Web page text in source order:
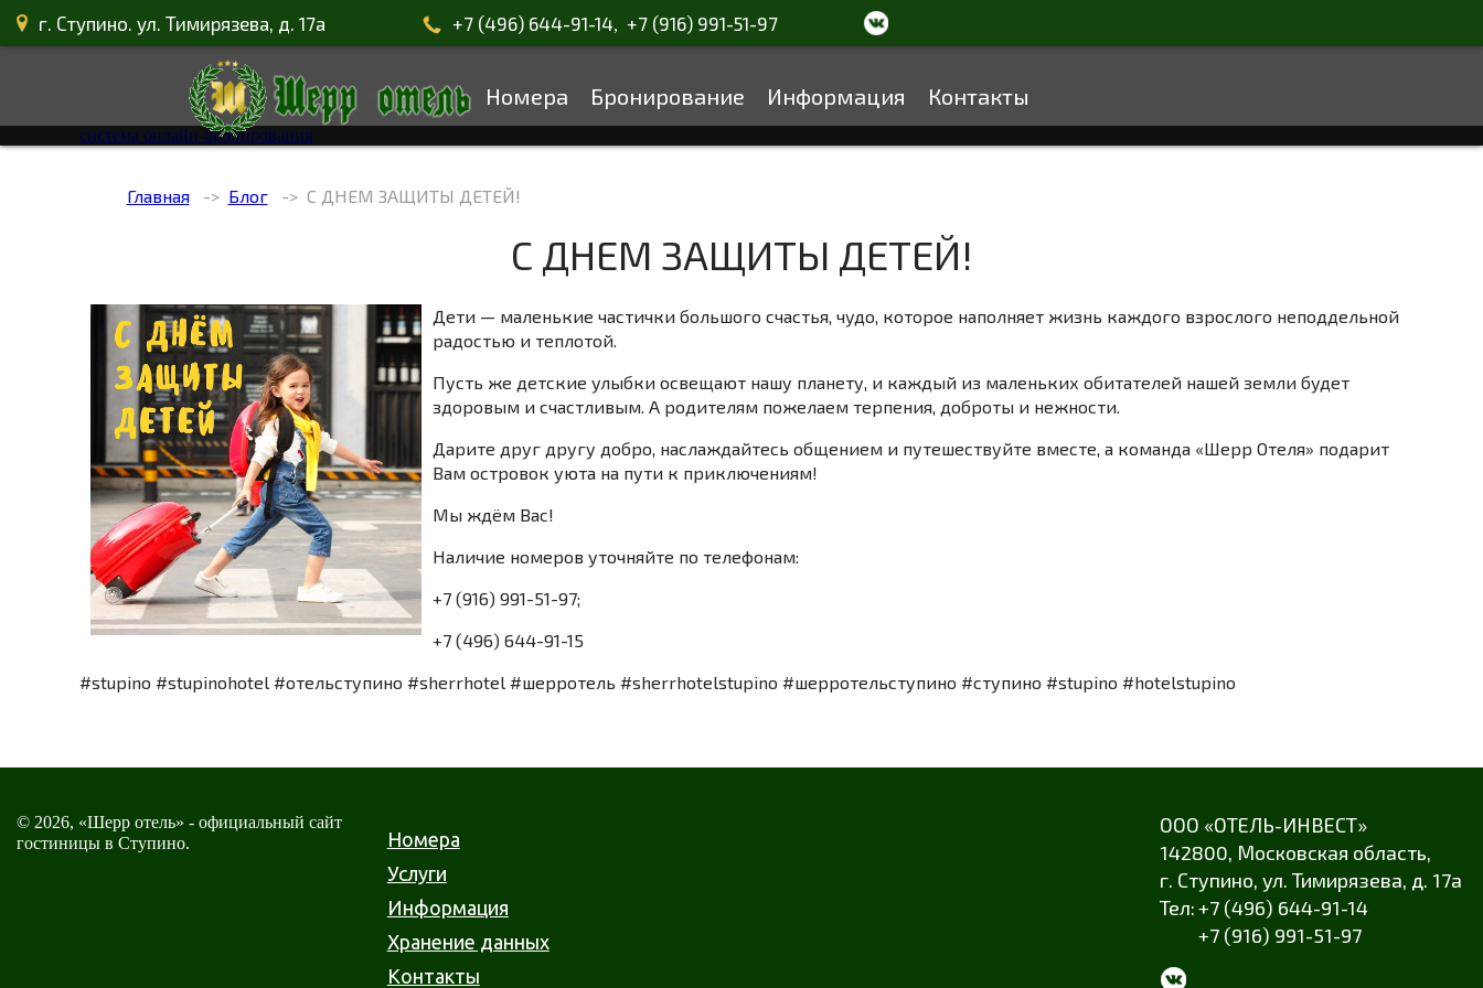
г. Ступино. ул. Тимирязева, д. 17а +7 (496) 644-91-14, +7 (916) 991-51-97
Номера Бронирование Информация Контакты
система онлайн-бронирования
Главная Блог С ДНЕМ ЗАЩИТЫ ДЕТЕЙ!
С ДНЕМ ЗАЩИТЫ ДЕТЕЙ!
Дети — маленькие частички большого счастья, чудо, которое наполняет жизнь каждого взрослого неподдельной
радостью и теплотой.
Пусть же детские улыбки освещают нашу планету, и каждый из маленьких обитателей нашей земли будет
здоровым и счастливым. А родителям пожелаем терпения, доброты и нежности.
Дарите друг другу добро, наслаждайтесь общением и путешествуйте вместе, а команда «Шерр Отеля» подарит
Вам островок уюта на пути к приключениям!
Мы ждём Вас!
Наличие номеров уточняйте по телефонам:
+7 (916) 991-51-97;
+7 (496) 644-91-15
#stupino #stupinohotel #отельступино #sherrhotel #шерротель #sherrhotelstupino #шерротельступино #ступино #stupino #hotelstupino
© 2026, «Шерр отель» - официальный сайт
гостиницы в Ступино.
Номера
Услуги
Информация
Хранение данных
Контакты
ООО «ОТЕЛЬ-ИНВЕСТ»
142800, Московская область,
г. Ступино,ул. Тимирязева, д. 17а
+7 (496) 644-91-14
+7 (916) 991-51-97